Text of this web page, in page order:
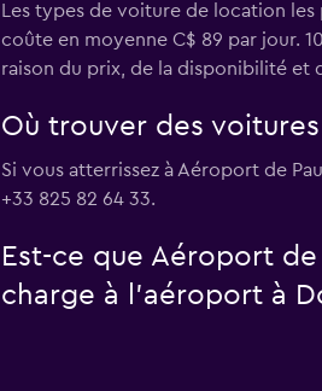
Les types de voiture de location
coûte en moyenne C$ 89 par jour.
raison du prix, de la disponibilité et
Où trouver des
Si vous atterrissez à Aéroport de
+33 825 82 64 33.
Est-ce que Aéroport
charge à l’aéroport à